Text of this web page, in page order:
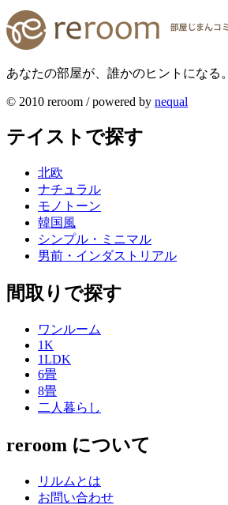
あなたの部屋が、誰かのヒントになる。
© 2010 reroom / powered by nequal
テイストで探す
北欧
ナチュラル
モノトーン
韓国風
シンプル・ミニマル
男前・インダストリアル
間取りで探す
ワンルーム
1K
1LDK
6畳
8畳
二人暮らし
reroom について
リルムとは
お問い合わせ